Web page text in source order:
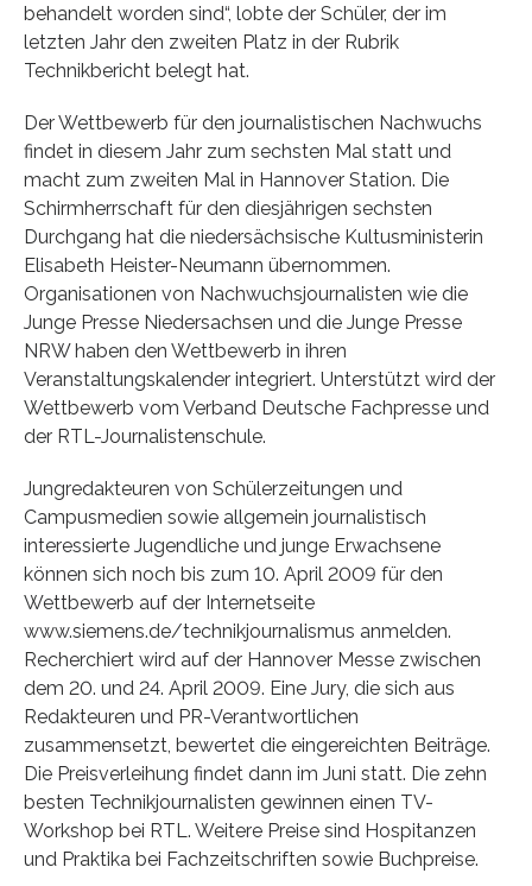
behandelt worden sind“, lobte der Schüler, der im
letzten Jahr den zweiten Platz in der Rubrik
Technikbericht belegt hat.
Der Wettbewerb für den journalistischen Nachwuchs
findet in diesem Jahr zum sechsten Mal statt und
macht zum zweiten Mal in Hannover Station. Die
Schirmherrschaft für den diesjährigen sechsten
Durchgang hat die niedersächsische Kultusministerin
Elisabeth Heister-Neumann übernommen.
Organisationen von Nachwuchsjournalisten wie die
Junge Presse Niedersachsen und die Junge Presse
NRW haben den Wettbewerb in ihren
Veranstaltungskalender integriert. Unterstützt wird der
Wettbewerb vom Verband Deutsche Fachpresse und
der RTL-Journalistenschule.
Jungredakteuren von Schülerzeitungen und
Campusmedien sowie allgemein journalistisch
interessierte Jugendliche und junge Erwachsene
können sich noch bis zum 10. April 2009 für den
Wettbewerb auf der Internetseite
www.siemens.de/technikjournalismus anmelden.
Recherchiert wird auf der Hannover Messe zwischen
dem 20. und 24. April 2009. Eine Jury, die sich aus
Redakteuren und PR-Verantwortlichen
zusammensetzt, bewertet die eingereichten Beiträge.
Die Preisverleihung findet dann im Juni statt. Die zehn
besten Technikjournalisten gewinnen einen TV-
Workshop bei RTL. Weitere Preise sind Hospitanzen
und Praktika bei Fachzeitschriften sowie Buchpreise.